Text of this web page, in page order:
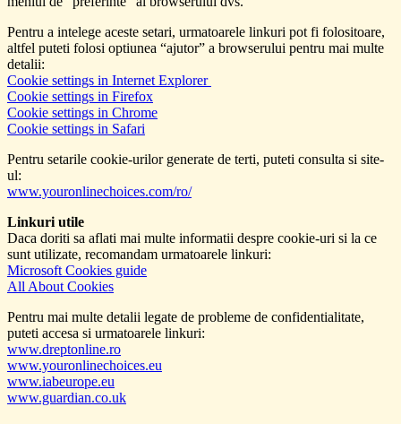
Pentru a intelege aceste setari, urmatoarele linkuri pot fi folositoare,
altfel puteti folosi optiunea “ajutor” a browserului pentru mai multe
detalii:
Cookie settings in Internet Explorer
Cookie settings in Firefox
Cookie settings in Chrome
Cookie settings in Safari
Pentru setarile cookie-urilor generate de terti, puteti consulta si site-
ul:
www.youronlinechoices.com/ro/
Linkuri utile
Daca doriti sa aflati mai multe informatii despre cookie-uri si la ce
sunt utilizate, recomandam urmatoarele linkuri:
Microsoft Cookies guide
All About Cookies
Pentru mai multe detalii legate de probleme de confidentialitate,
puteti accesa si urmatoarele linkuri:
www.dreptonline.ro
www.youronlinechoices.eu
www.iabeurope.eu
www.guardian.co.uk